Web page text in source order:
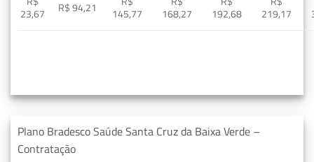
23,67
R$ 94,21
145,77
168,27
192,68
219,17
Plano Bradesco Saúde Santa Cruz da Baixa Verde –
Contratação